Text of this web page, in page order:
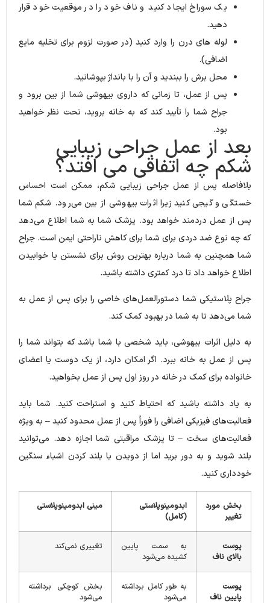
یک سوراخ ایجاد کنید و ناف خود را در موقعیت خود قرار
دهید.
لوله های درن را وارد کنید (در صورت لزوم برای تخلیه مایع
اضافی).
محل برش را ببندید و آن را با بانداژ بپوشانید.
پس از عمل، تا زمانی که داروی بیهوشی شما از بین برود و
جراح شما را تأیید کند که به خانه بروید، تحت نظر خواهید
بود.
بعد از عمل جراحی زیبایی
شکم چه اتفاقی می افتد؟
بلافاصله پس از عمل جراحی زیبایی شکم، ممکن است احساس
خستگی و گیجی کنید زیرا اثرات بیهوشی از بین می‌رود. شکم شما
پس از عمل دردمند خواهد بود. پزشک شما به شما اطلاع می‌دهد
که چه نوع ضد دردی برای شما برای کاهش ناراحتی ایمن است. جراح
شما همچنین به شما درباره بهترین روش برای نشستن یا خوابیدن
اطلاع خواهد داد تا درد کمتری داشته باشید.
جراح پلاستیکی شما دستورالعمل‌های خاصی را برای پس از عمل به
شما می‌دهد تا به شما در بهبود کمک کند.
به دلیل اثرات بیهوشی، باید شخصی با شما باشد که بتواند شما را
پس از عمل به خانه ببرد. اگر امکان دارد، از یک دوست یا اعضای
خانواده برای کمک در خانه در روز اول پس از عمل بخواهید.
به یاد داشته باشید که احتیاط کنید و استراحت کنید. شما باید
فعالیت‌های فیزیکی اضافی را فوراً پس از عمل محدود کنید – به ویژه
فعالیت‌های سخت – تا پزشک مراقبتی شما اجازه دهد. می‌توانید
بلند شوید و به دور برید اما از دویدن یا بلند کردن اشیاء سنگین
خودداری کنید.
بخش مورد
تغییر
ابدومینوپلاستی
(کامل)
مینی ابدومینوپلاستی
پوست
بالای ناف
به سمت پایین
کشیده می‌شود
تغییری نمی‌کند
پوست
پایین ناف
به طور کامل برداشته
می‌شود
بخش کوچکی برداشته
می‌شود